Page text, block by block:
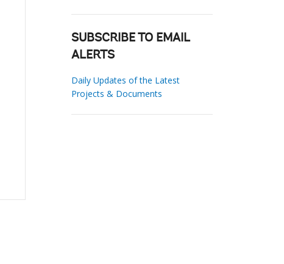
SUBSCRIBE TO EMAIL
ALERTS
Daily Updates of the Latest
Projects & Documents